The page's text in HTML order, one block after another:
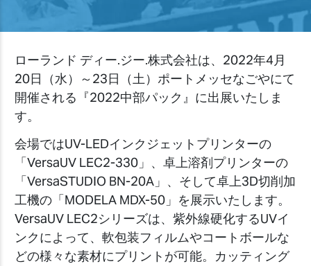
ローランド ディー.ジー.株式会社は、2022年4月
20日（水）～23日（土）ポートメッセなごやにて
開催される『2022中部パック』に出展いたしま
す。
会場ではUV-LEDインクジェットプリンターの
「VersaUV LEC2-330」、卓上溶剤プリンターの
「VersaSTUDIO BN-20A」、そして卓上3D切削加
工機の「MODELA MDX-50」を展示いたします。
VersaUV LEC2シリーズは、紫外線硬化するUVイ
ンクによって、軟包装フィルムやコートボールな
どの様々な素材にプリントが可能。カッティング